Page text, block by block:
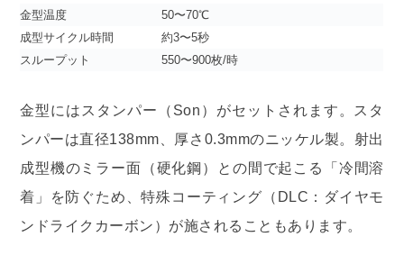
金型温度
50〜70℃
成型サイクル時間
約3〜5秒
スループット
550〜900枚/時
金型にはスタンパー（Son）がセットされます。スタ
ンパーは直径138mm、厚さ0.3mmのニッケル製。射出
成型機のミラー面（硬化鋼）との間で起こる「冷間溶
着」を防ぐため、特殊コーティング（DLC：ダイヤモ
ンドライクカーボン）が施されることもあります。